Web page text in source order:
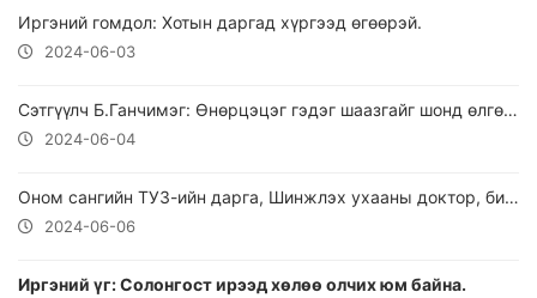
Иргэний гомдол: Хотын даргад хүргээд өгөөрэй.
2024-06-03
Сэтгүүлч Б.Ганчимэг: Өнөрцэцэг гэдэг шаазгайг шонд өлгөж харуулах гэж байгаа юм байна.
2024-06-04
Оном сангийн ТУЗ-ийн дарга, Шинжлэх ухааны доктор, биофизикч Дашдоржийн Наранбаатар : ЗҮРХ ЗҮСЭЖ, СЭТГЭЛ УРСАН ЭМГЭНЭЛТ МЭДЭЭ
2024-06-06
Иргэний үг: Солонгост ирээд хөлөө олчих юм байна.